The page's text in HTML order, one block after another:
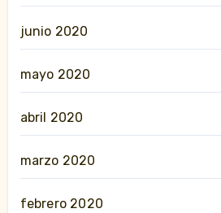
junio 2020
mayo 2020
abril 2020
marzo 2020
febrero 2020